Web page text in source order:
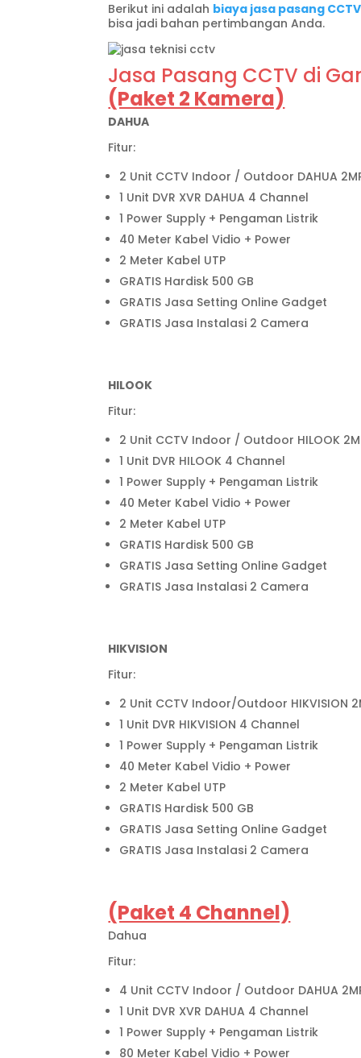
Berikut ini adalah biaya jasa pasang
bisa jadi bahan pertimbangan Anda.
Jasa Pasang CCTV di
(Paket 2 Kamera)
DAHUA
Fitur:
2 Unit CCTV Indoor / Outdoor DAHUA
1 Unit DVR XVR DAHUA 4 Channel
1 Power Supply + Pengaman Listrik
40 Meter Kabel Vidio + Power
2 Meter Kabel UTP
GRATIS Hardisk 500 GB
GRATIS Jasa Setting Online Gadget
GRATIS Jasa Instalasi 2 Camera
HILOOK
Fitur:
2 Unit CCTV Indoor / Outdoor HILOOK
1 Unit DVR HILOOK 4 Channel
1 Power Supply + Pengaman Listrik
40 Meter Kabel Vidio + Power
2 Meter Kabel UTP
GRATIS Hardisk 500 GB
GRATIS Jasa Setting Online Gadget
GRATIS Jasa Instalasi 2 Camera
HIKVISION
Fitur:
2 Unit CCTV Indoor/Outdoor HIKVISION
1 Unit DVR HIKVISION 4 Channel
1 Power Supply + Pengaman Listrik
40 Meter Kabel Vidio + Power
2 Meter Kabel UTP
GRATIS Hardisk 500 GB
GRATIS Jasa Setting Online Gadget
GRATIS Jasa Instalasi 2 Camera
(Paket 4 Channel)
Dahua
Fitur:
4 Unit CCTV Indoor / Outdoor DAHUA
1 Unit DVR XVR DAHUA 4 Channel
1 Power Supply + Pengaman Listrik
80 Meter Kabel Vidio + Power